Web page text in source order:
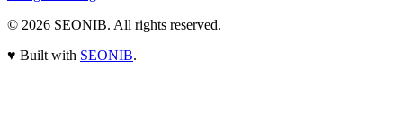
© 2026 SEONIB. All rights reserved.
♥ Built with SEONIB.